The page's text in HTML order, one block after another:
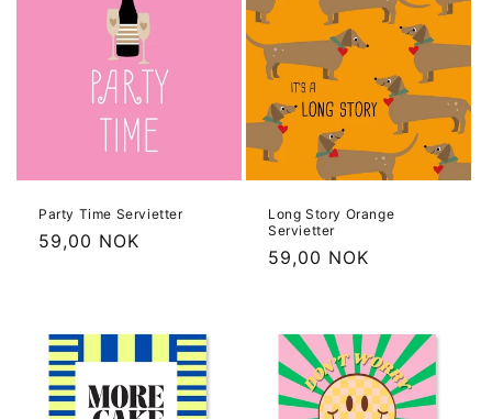
Party Time Servietter
Vanlig
59,00 NOK
Long Story Orange
Servietter
Vanlig
59,00 NOK